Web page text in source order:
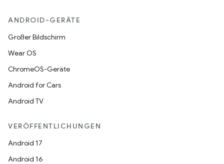
ANDROID-GERÄTE
Großer Bildschirm
Wear OS
ChromeOS-Geräte
Android for Cars
Android TV
VERÖFFENTLICHUNGEN
Android 17
Android 16